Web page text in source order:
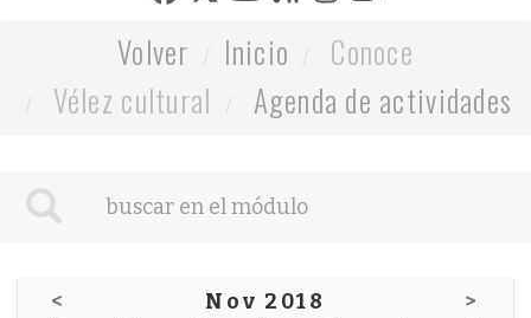
Volver Inicio
Conoce
Vélez cultural
Agenda de actividades
< Nov 2018 >